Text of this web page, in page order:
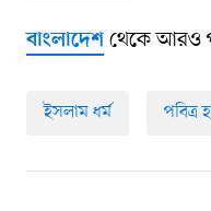
বাংলাদেশথেকে আরও
ইসলাম ধর্ম পবিত্র